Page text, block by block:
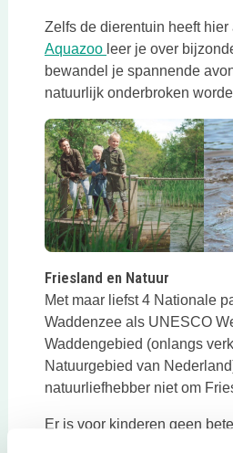
Zelfs de dierentuin heeft hier
Aquazoo Deze link opent in
leer je over
bewandel je spannende
natuurlijk onderbroken
Friesland en Natuur
Met maar liefst 4 Nationale
Waddenzee als UNESCO
Waddengebied (onlangs
Natuurgebied van
natuurliefhebber niet om
Er is voor kinderen geen